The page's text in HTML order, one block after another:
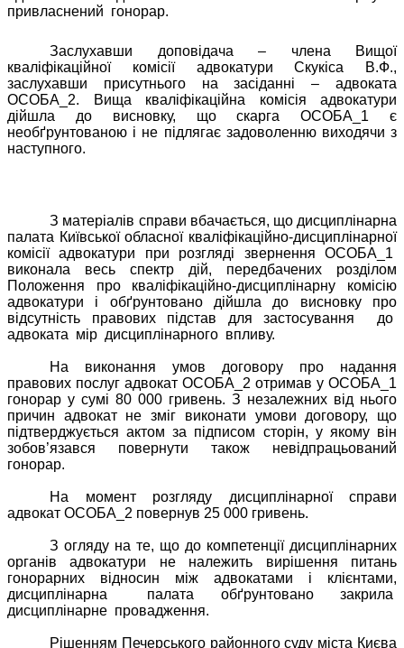
привласнений гонорар.
Заслухавши доповідача – члена Вищої
кваліфікаційної комісії адвокатури Скукіса В.Ф.,
заслухавши присутнього на засіданні – адвоката
ОСОБА_2. Вища кваліфікаційна комісія адвокатури
дійшла до висновку, що скарга ОСОБА_1 є
необґрунтованою і не підлягає задоволенню виходячи з
наступного.
З матеріалів справи вбачається, що дисциплінарна
палата Київської обласної кваліфікаційно-дисциплінарної
комісії адвокатури при розгляді звернення ОСОБА_1
виконала весь спектр дій, передбачених розділом
Положення про кваліфікаційно-дисциплінарну комісію
адвокатури і обґрунтовано дійшла до висновку про
відсутність правових підстав для застосування
до
адвоката мір дисциплінарного впливу.
На виконання умов договору про надання
правових послуг адвокат ОСОБА_2 отримав у ОСОБА_1
гонорар у сумі 80 000 гривень. З незалежних від нього
причин адвокат не зміг виконати умови договору, що
підтверджується актом за підписом сторін, у якому він
зобов’язався повернути також невідпрацьований
гонорар.
На момент розгляду дисциплінарної справи
адвокат ОСОБА_2 повернув 25 000 гривень.
З огляду на те, що до компетенції дисциплінарних
органів адвокатури не належить вирішення питань
гонорарних відносин між адвокатами і клієнтами,
дисциплінарна
палата обґрунтовано
закрила
дисциплінарне провадження.
Рішенням Печерського районного суду міста Києва